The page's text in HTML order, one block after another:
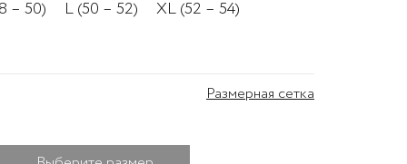
– 50) L (50 – 52) XL (52 – 54)
Размерная сетка